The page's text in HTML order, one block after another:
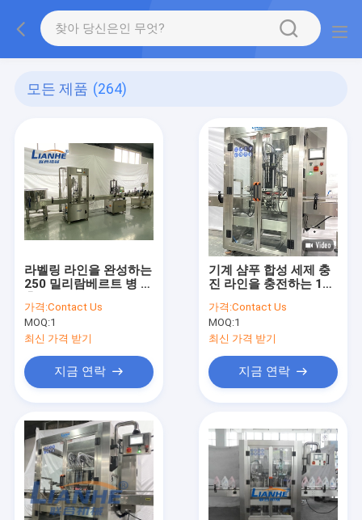
모든 제품 (264)
라벨링 라인을 완성하는
250 밀리람베르트 병 액
충진
가격:Contact Us
MOQ:1
최신 가격 받기
지금 연락
기계 샴푸 합성 세제 충
진 라인을 충전하는 150
액체 병 병
가격:Contact Us
MOQ:1
최신 가격 받기
지금 연락